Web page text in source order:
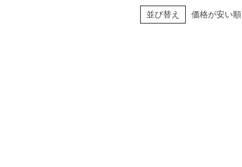
並び替え 価格が安い順